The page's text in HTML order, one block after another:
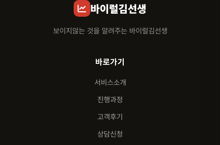
바이럴김선생
보이지않는 것을 알려주는 바이럴김선생
바로가기
서비스소개
진행과정
고객후기
상담신청